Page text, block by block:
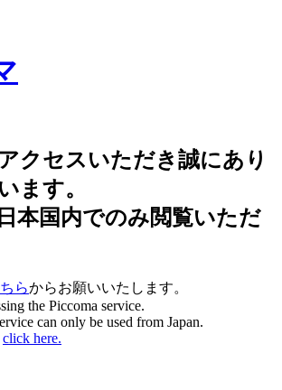
クセスいただき誠にあり
ます。
本国内でのみ閲覧いただ
らからお願いいたします。
the Piccoma service.
can only be used from Japan.
click here.